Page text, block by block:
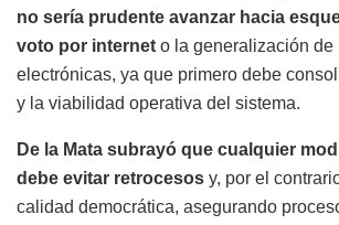
no sería prudente avanzar hacia
voto por internet o la generalización de
electrónicas, ya que primero debe
y la viabilidad operativa del sistema.
De la Mata subrayó que cualquier
debe evitar retrocesos y, por el
calidad democrática, asegurando